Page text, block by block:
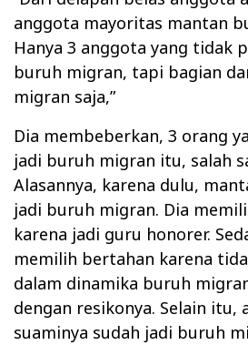
anggota mayoritas mantan
Hanya 3 anggota yang tidak
buruh migran, tapi bagian
migran saja,”
Dia membeberkan, 3 orang
jadi buruh migran itu, salah
Alasannya, karena dulu,
jadi buruh migran. Dia
karena jadi guru honorer.
memilih bertahan karena
dalam dinamika buruh
dengan resikonya. Selain itu,
suaminya sudah jadi buruh